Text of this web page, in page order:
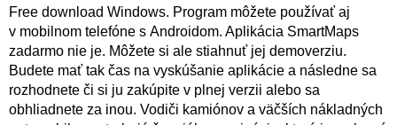
Free download Windows. Program môžete používať aj
v mobilnom telefóne s Androidom. Aplikácia SmartMaps
zadarmo nie je. Môžete si ale stiahnuť jej demoverziu.
Budete mať tak čas na vyskúšanie aplikácie a následne sa
rozhodnete či si ju zakúpite v plnej verzii alebo sa
obhliadnete za inou. Vodiči kamiónov a väčších nákladných